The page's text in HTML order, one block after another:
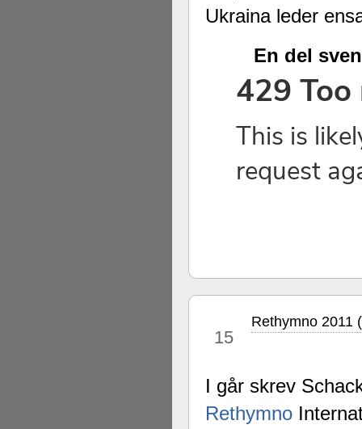
Ukraina leder
En del
15
Rethymno 2011
I går skrev
Rethymno